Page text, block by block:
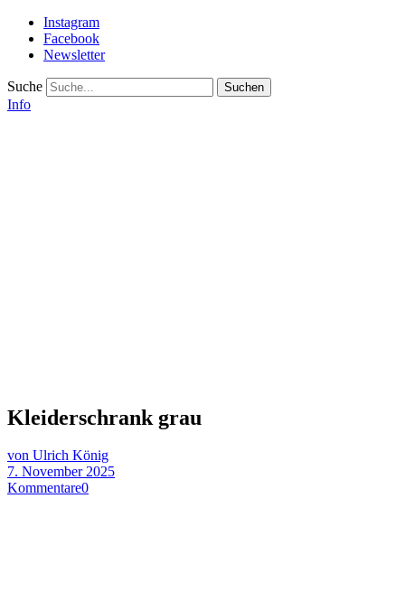
Instagram
Facebook
Newsletter
Suche
Info
Kleiderschrank grau
von Ulrich König
7. November 2025
Kommentare0